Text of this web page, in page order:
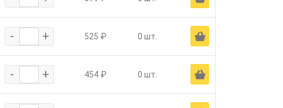
- + 525 ₽ 0 шт. Ä
- + 454 ₽ 0 шт. Ä